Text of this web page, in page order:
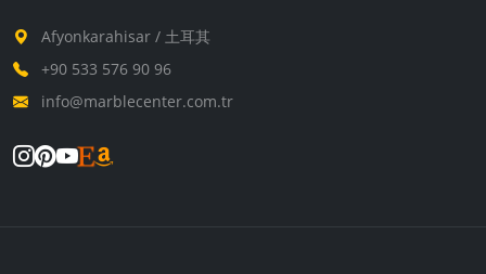
Afyonkarahisar / 土耳其
+90 533 576 90 96
info@marblecenter.com.tr